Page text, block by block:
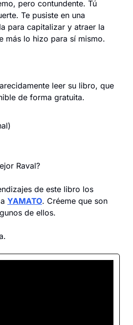
pero contundente. Tú
Te pusiste en una
para capitalizar y atraer la
más lo hizo para sí mismo.
leer su libro, que
de forma gratuita.
Raval?
de este libro los
YAMATO. Créeme que son
de ellos.